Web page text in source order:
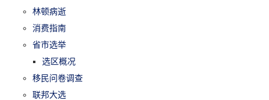
林顿病逝
消费指南
省市选举
选区概况
移民问卷调查
联邦大选